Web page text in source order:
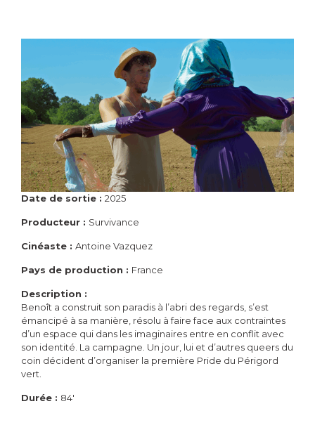
Date de sortie : 2025
Producteur : Survivance
Cinéaste : Antoine Vazquez
Pays de production : France
Description :
Benoît a construit son paradis à l’abri des regards, s’est
émancipé à sa manière, résolu à faire face aux contraintes
d’un espace qui dans les imaginaires entre en conflit avec
son identité. La campagne. Un jour, lui et d’autres queers du
coin décident d’organiser la première Pride du Périgord
vert.
Durée : 84'